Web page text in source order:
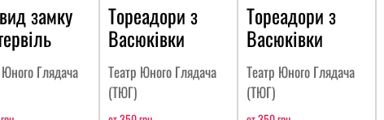
замку
Глядача
Тореадори з
Васюківки
Театр Юного Глядача
(ТЮГ)
Тореадори з
Васюківки
Театр Юного Глядача
(ТЮГ)